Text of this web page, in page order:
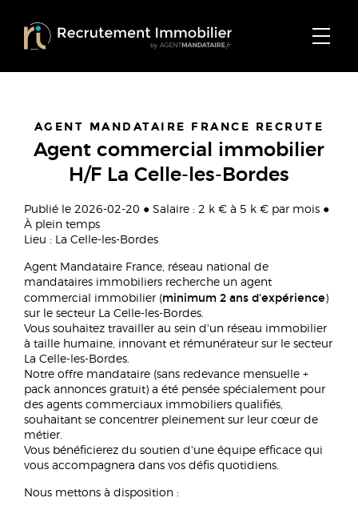
AGENT MANDATAIRE FRANCE RECRUTE
Agent commercial immobilier
H/F La Celle-les-Bordes
Publié le 2026-02-20 ● Salaire : 2 k € à 5 k € par mois ●
À plein temps
Lieu : La Celle-les-Bordes
Agent Mandataire France, réseau national de
mandataires immobiliers recherche un agent
commercial immobilier (minimum 2 ans d'expérience )
sur le secteur La Celle-les-Bordes.
Vous souhaitez travailler au sein d'un réseau immobilier
à taille humaine, innovant et rémunérateur sur le secteur
La Celle-les-Bordes.
Notre offre mandataire (sans redevance mensuelle +
pack annonces gratuit) a été pensée spécialement pour
des agents commerciaux immobiliers qualifiés,
souhaitant se concentrer pleinement sur leur cœur de
métier.
Vous bénéficierez du soutien d'une équipe efficace qui
vous accompagnera dans vos défis quotidiens.
Nous mettons à disposition :